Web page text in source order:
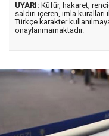
UYARI: Küfür, hakaret,
saldırı içeren, imla kuralları
Türkçe karakter
onaylanmamaktadır.